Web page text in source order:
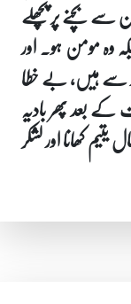
سے بچنے پر پچھلے
وہ مومن ہو۔ اور
ہیں، بے خطا
کے بعد پھر بادیہ
کھانا اور لشکر